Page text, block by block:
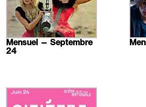
Mensuel — Septembre
24
En